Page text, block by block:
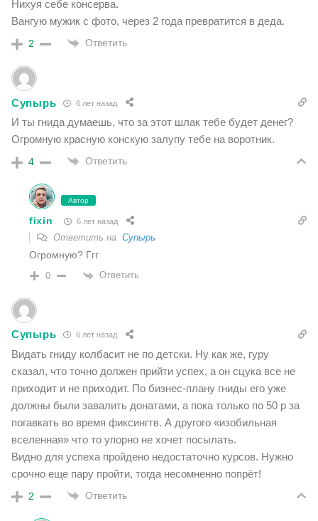
Нихуя себе консерва.
Вангую мужик с фото, через 2 года превратится в деда.
2 Ответить
Супырь 6 лет назад
И ты гнида думаешь, что за этот шлак тебе будет денег?
Огромную красную конскую залупу тебе на воротник.
4 Ответить
Автор
fixin 6 лет назад
Ответить на Супырь
Огромную? Ггг
0 Ответить
Супырь 6 лет назад
Видать гниду колбасит не по детски. Ну как же, гуру
сказал, что точно должен прийти успех, а он сцука все не
приходит и не приходит. По бизнес-плану гниды его уже
должны были завалить донатами, а пока только по 50 р за
погавкать во время фиксингтв. А другого «изобильная
вселенная» что то упорно не хочет посылать.
Видно для успеха пройдено недостаточно курсов. Нужно
срочно еще пару пройти, тогда несомненно попрёт!
2 Ответить